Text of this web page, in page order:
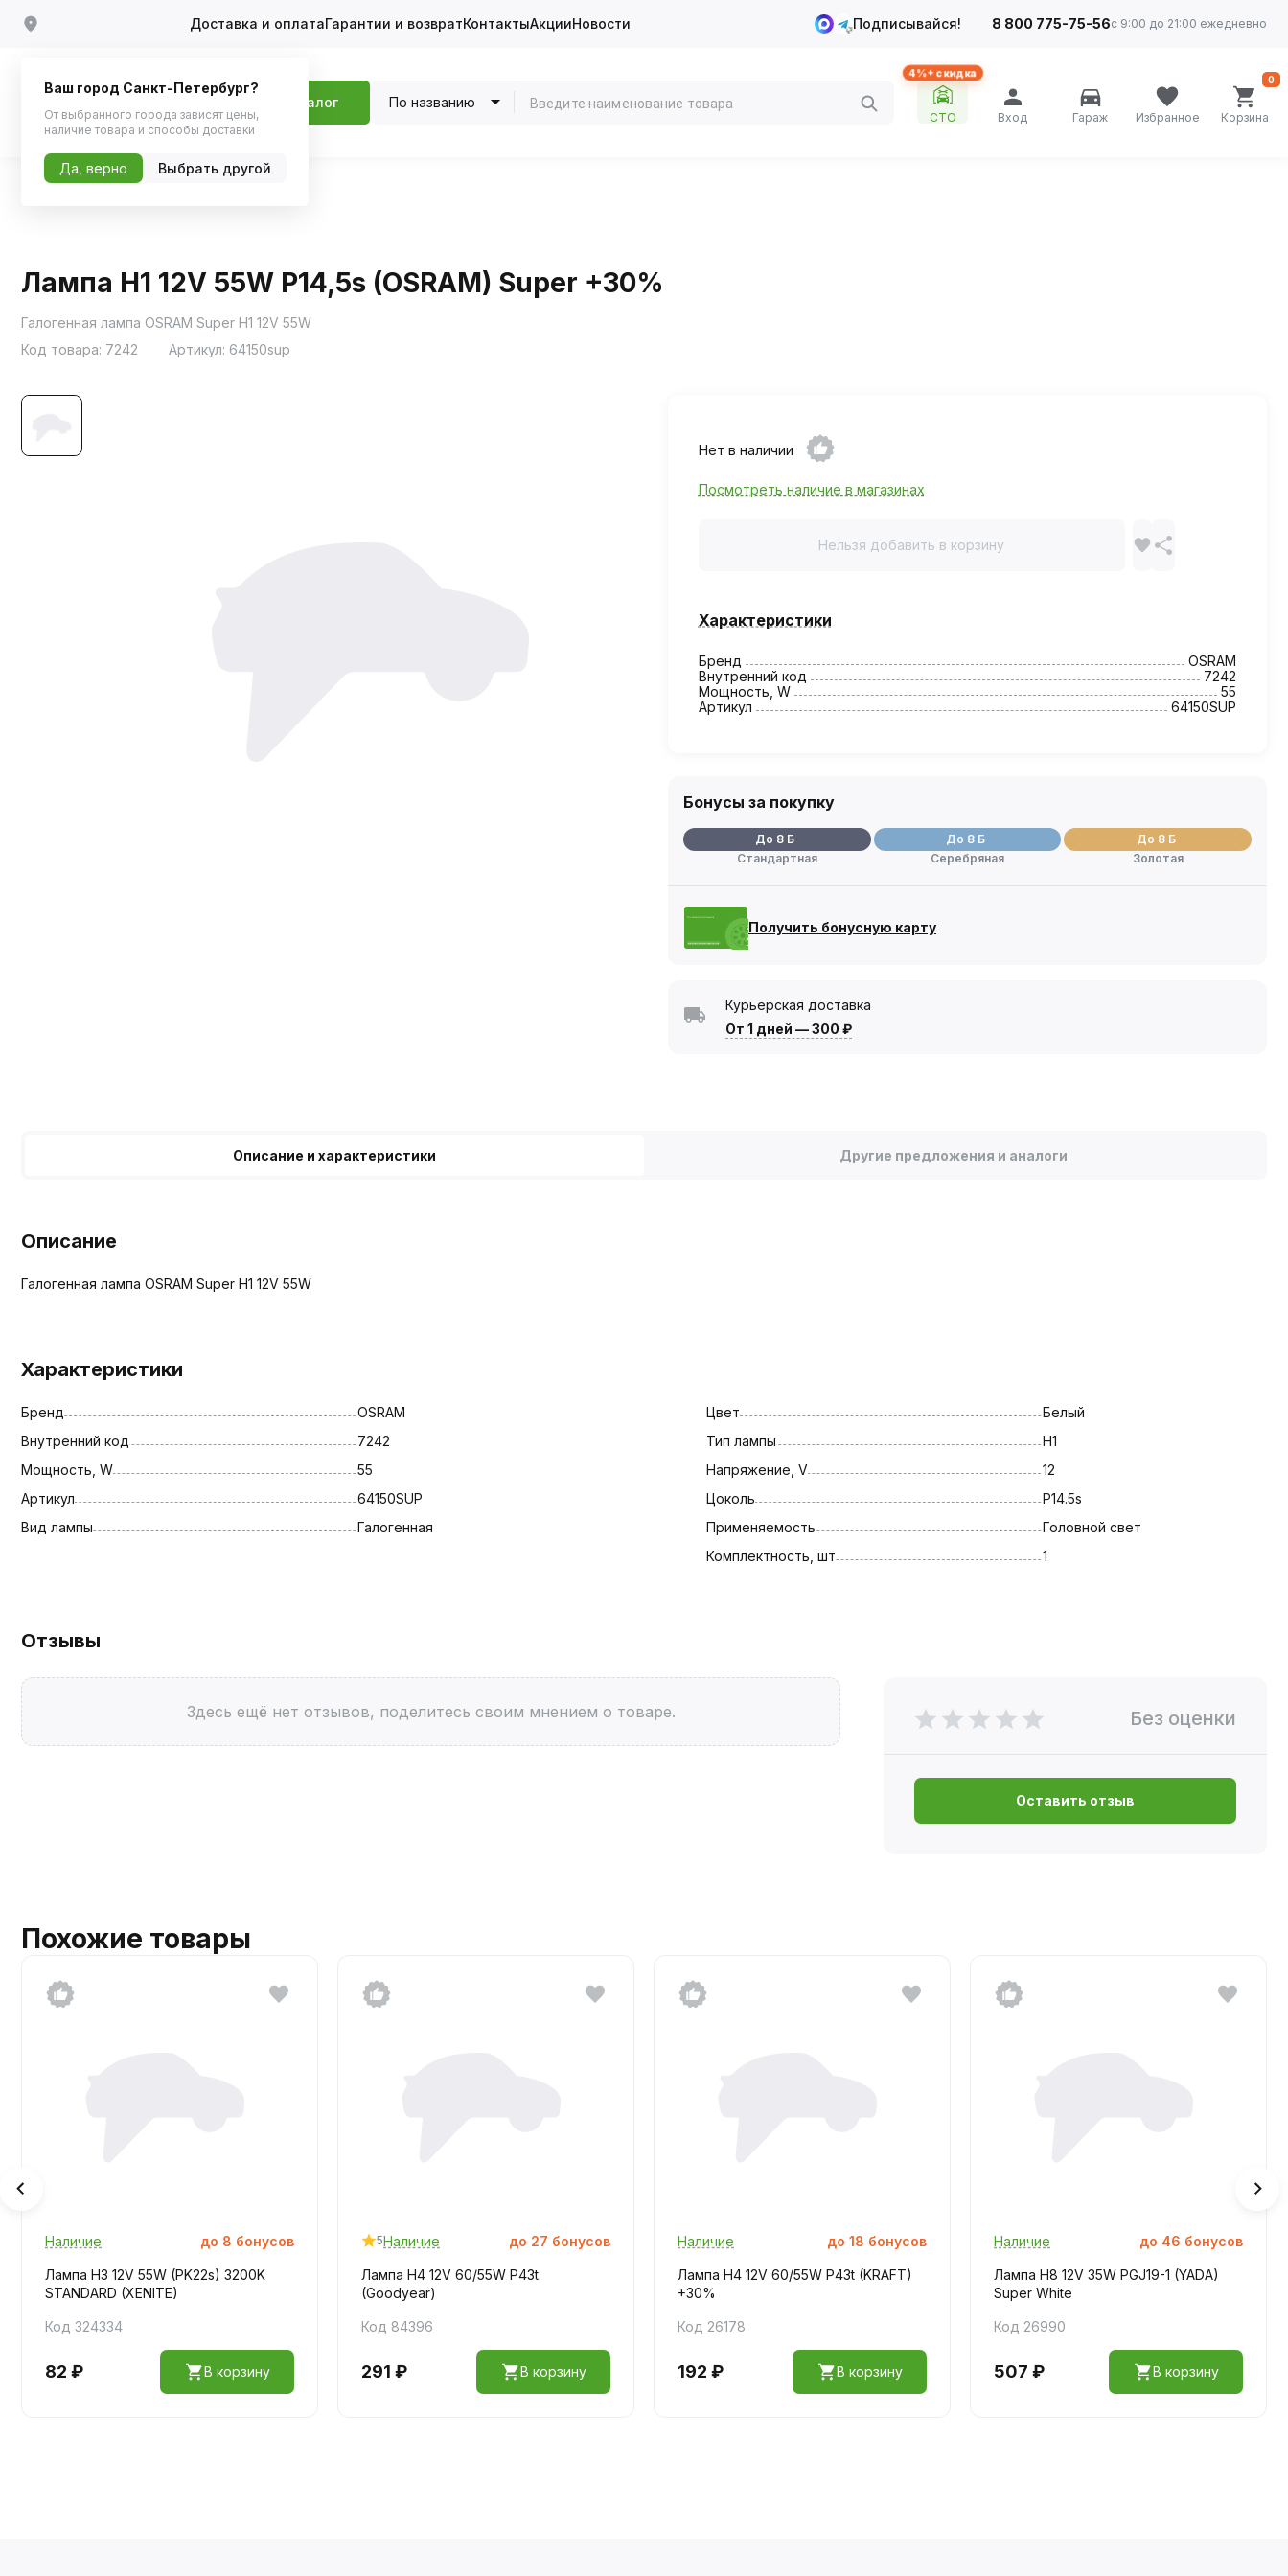
Доставка и оплатаГарантии и возвратКонтактыАкцииНовости Подписывайся! 8 800 775-75-56с 9:00 до 21:00 ежедневно
Каталог По названию
4%+ скидка
СТО Вход Гараж Избранное Корзина
0
Лампа H1 12V 55W P14,5s (OSRAM) Super +30%
Галогенная лампа OSRAM Super H1 12V 55W
Код товара: 7242 Артикул: 64150sup
Нет в наличии
Посмотреть наличие в магазинах
Нельзя добавить в корзину
Характеристики
Бренд
OSRAM
Внутренний код
7242
Мощность, W
55
Артикул
64150SUP
Бонусы за покупку
До 8 Б
Стандартная
До 8 Б
Серебряная
До 8 Б
Золотая
Получить бонусную карту
Курьерская доставка
От 1 дней —300 ₽
Описание и характеристики Другие предложения и аналоги
Описание
Галогенная лампа OSRAM Super H1 12V 55W
Характеристики
Бренд
OSRAM
Внутренний код
7242
Мощность, W
55
Артикул
64150SUP
Вид лампы
Галогенная
Цвет
Белый
Тип лампы
H1
Напряжение, V
12
Цоколь
P14.5s
Применяемость
Головной свет
Комплектность, шт
1
Отзывы
Здесь ещё нет отзывов, поделитесь своим мнением о товаре. Без оценки
Оставить отзыв
Похожие товары
Наличие до 8 бонусов
Лампа H3 12V 55W (PK22s) 3200K
STANDARD (XENITE)
Код 324334
82 ₽ В корзину
5Наличие до 27 бонусов
Лампа H4 12V 60/55W P43t
(Goodyear)
Код 84396
291 ₽ В корзину
Наличие до 18 бонусов
Лампа H4 12V 60/55W P43t (KRAFT)
+30%
Код 26178
192 ₽ В корзину
Наличие до 46 бонусов
Лампа H8 12V 35W PGJ19-1 (YADA)
Super White
Код 26990
507 ₽ В корзину
Ваш город Санкт-Петербург?
От выбранного города зависят цены,
наличие товара и способы доставки
Да, верно Выбрать другой